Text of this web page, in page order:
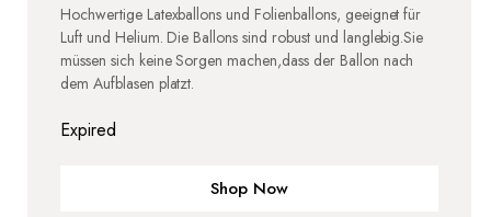
Hochwertige Latexballons und Folienballons, geeignet für
Luft und Helium. Die Ballons sind robust und langlebig.Sie
müssen sich keine Sorgen machen,dass der Ballon nach
dem Aufblasen platzt.
Expired
Shop Now